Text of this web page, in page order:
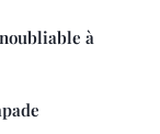
à